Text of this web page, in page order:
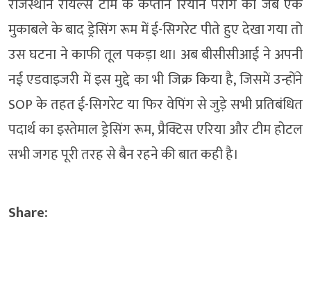
राजस्थान रॉयल्स टीम के कप्तान रियान पराग को जब एक
मुकाबले के बाद ड्रेसिंग रूम में ई-सिगरेट पीते हुए देखा गया तो
उस घटना ने काफी तूल पकड़ा था। अब बीसीसीआई ने अपनी
नई एडवाइजरी में इस मुद्दे का भी जिक्र किया है, जिसमें उन्होंने
SOP के तहत ई-सिगरेट या फिर वेपिंग से जुड़े सभी प्रतिबंधित
पदार्थ का इस्तेमाल ड्रेसिंग रूम, प्रैक्टिस एरिया और टीम होटल
सभी जगह पूरी तरह से बैन रहने की बात कही है।
Share: